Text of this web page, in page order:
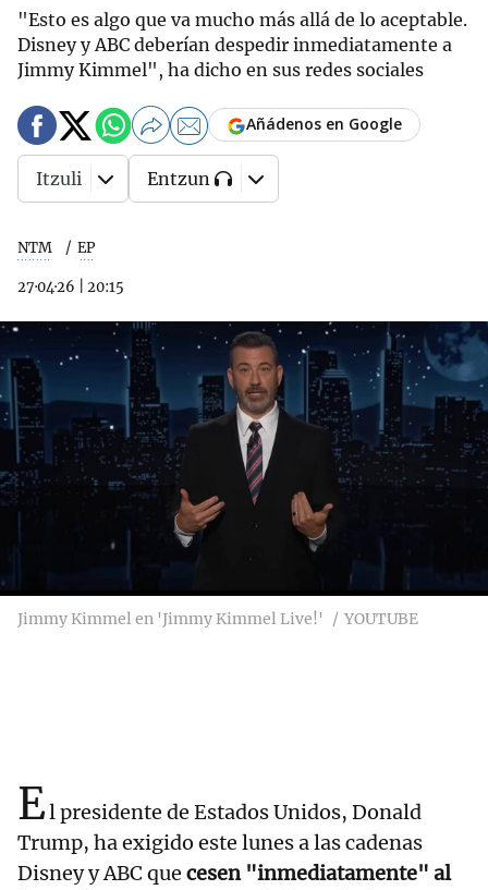
"Esto es algo que va mucho más allá de lo aceptable.
Disney y ABC deberían despedir inmediatamente a
Jimmy Kimmel", ha dicho en sus redes sociales
NTM EP
27·04·26 20:15
Añádenos en Google
Itzuli Entzun
Jimmy Kimmel en 'Jimmy Kimmel Live!' YOUTUBE
El presidente de Estados Unidos, Donald
Trump, ha exigido este lunes a las cadenas
Disney y ABC que cesen "inmediatamente" al